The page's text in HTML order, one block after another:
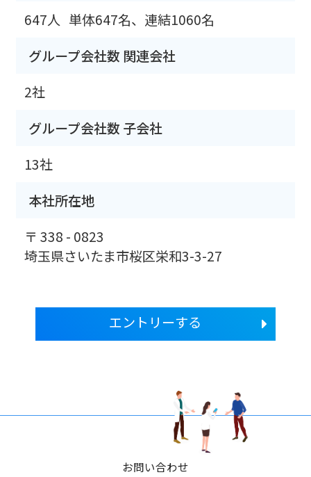
647人 単体647名、連結1060名
グループ会社数 関連会社
2社
グループ会社数 子会社
13社
本社所在地
〒 338 - 0823
埼玉県さいたま市桜区栄和3-3-27
エントリーする
お問い合わせ